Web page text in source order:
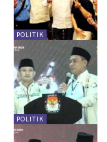
POLITIK
POLITIK